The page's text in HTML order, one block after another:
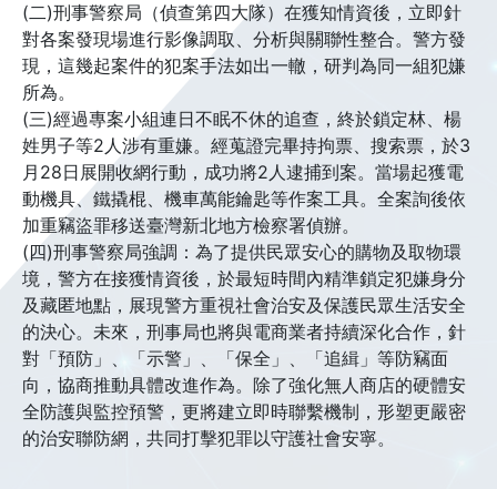
(二)刑事警察局（偵查第四大隊）在獲知情資後，立即針
對各案發現場進行影像調取、分析與關聯性整合。警方發
現，這幾起案件的犯案手法如出一轍，研判為同一組犯嫌
所為。
(三)經過專案小組連日不眠不休的追查，終於鎖定林、楊
姓男子等2人涉有重嫌。經蒐證完畢持拘票、搜索票，於3
月28日展開收網行動，成功將2人逮捕到案。當場起獲電
動機具、鐵撬棍、機車萬能鑰匙等作案工具。全案詢後依
加重竊盜罪移送臺灣新北地方檢察署偵辦。
(四)刑事警察局強調：為了提供民眾安心的購物及取物環
境，警方在接獲情資後，於最短時間內精準鎖定犯嫌身分
及藏匿地點，展現警方重視社會治安及保護民眾生活安全
的決心。未來，刑事局也將與電商業者持續深化合作，針
對「預防」、「示警」、「保全」、「追緝」等防竊面
向，協商推動具體改進作為。除了強化無人商店的硬體安
全防護與監控預警，更將建立即時聯繫機制，形塑更嚴密
的治安聯防網，共同打擊犯罪以守護社會安寧。